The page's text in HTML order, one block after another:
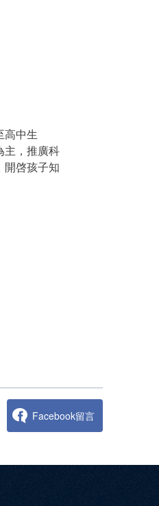
高中生
主，推廣科
開啓孩子知
Facebook留言